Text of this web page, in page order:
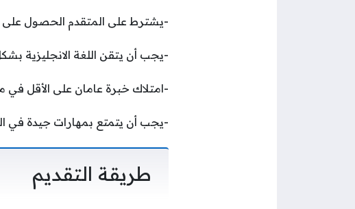
-يشترط على المتقدم الحصول على
-يجب أن يتقن اللغة الانجليزية
-امتلاك خبرة عامان على الأقل في
-يجب أن يتمتع بمهارات جيدة في
طريقة التقديم